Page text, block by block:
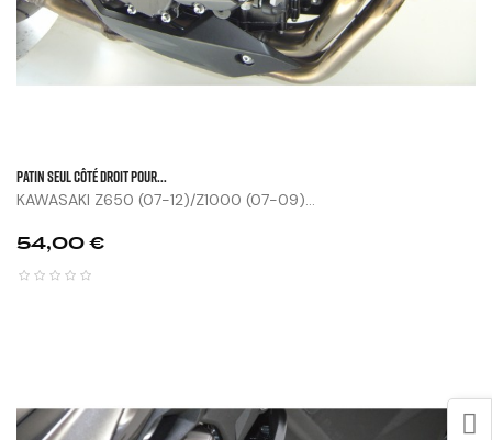
Patin Seul Côté Droit Pour...
KAWASAKI Z650 (07-12)/Z1000 (07-09)...
Prix
54,00 €